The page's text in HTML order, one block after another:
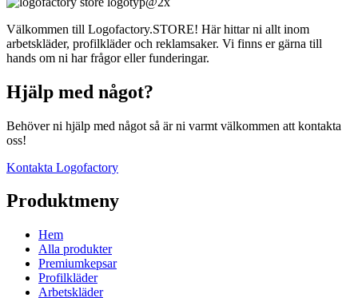
Välkommen till Logofactory.STORE! Här hittar ni allt inom
arbetskläder, profilkläder och reklamsaker. Vi finns er gärna till
hands om ni har frågor eller funderingar.
Hjälp med något?
Behöver ni hjälp med något så är ni varmt välkommen att kontakta
oss!
Kontakta Logofactory
Produktmeny
Hem
Alla produkter
Premiumkepsar
Profilkläder
Arbetskläder